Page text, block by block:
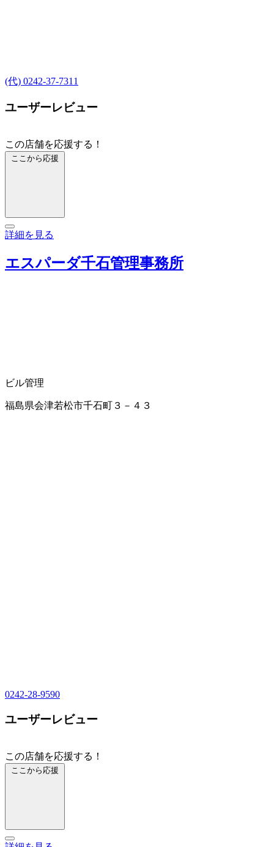
(代) 0242-37-7311
ユーザーレビュー
この店舗を応援する！
ここから応援
詳細を見る
エスパーダ千石管理事務所
ビル管理
福島県会津若松市千石町３－４３
0242-28-9590
ユーザーレビュー
この店舗を応援する！
ここから応援